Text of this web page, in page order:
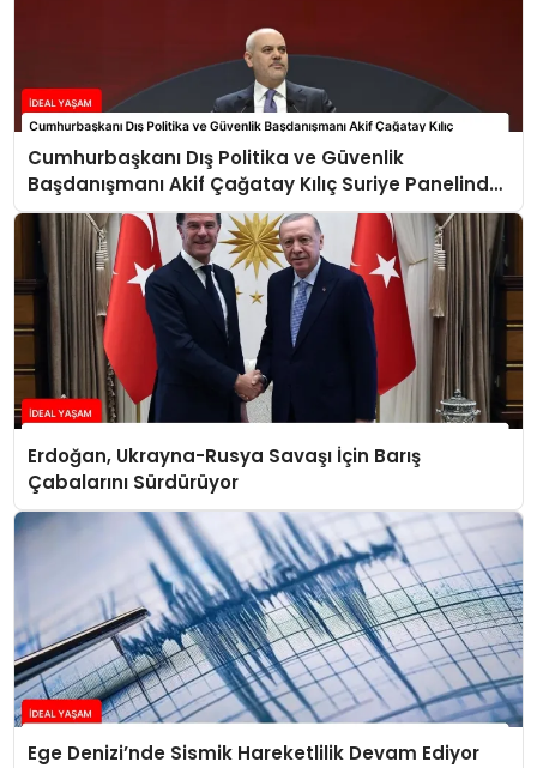
Cumhurbaşkanı Dış Politika ve Güvenlik
Başdanışmanı Akif Çağatay Kılıç Suriye Panelinde
Konuştu
Erdoğan, Ukrayna-Rusya Savaşı İçin Barış
Çabalarını Sürdürüyor
Ege Denizi’nde Sismik Hareketlilik Devam Ediyor